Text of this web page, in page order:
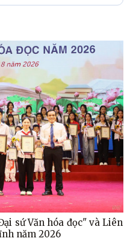
sứ Văn hóa đọc" và Liên
năm 2026